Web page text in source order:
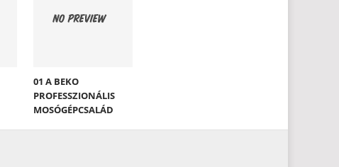
01 A BEKO
PROFESSZIONÁLIS
MOSÓGÉPCSALÁD